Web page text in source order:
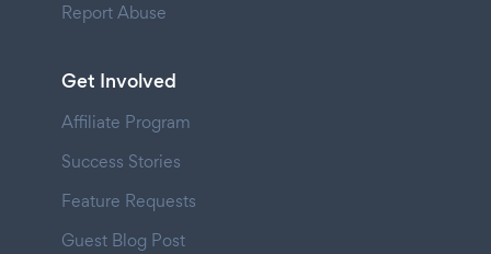
Report Abuse
Get Involved
Affiliate Program
Success Stories
Feature Requests
Guest Blog Post